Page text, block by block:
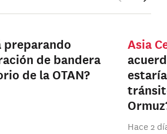
preparando
de bandera
de la OTAN?
Asia
Hace 2